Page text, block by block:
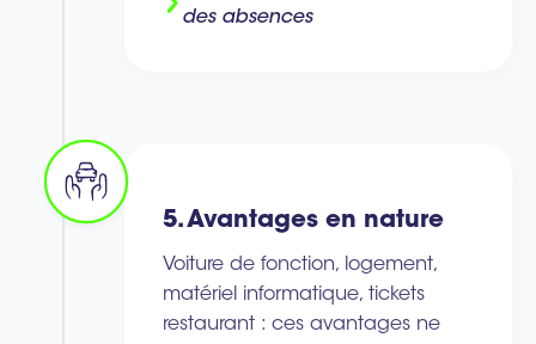
des absences
5. Avantages en nature
Voiture de fonction, logement,
matériel informatique, tickets
restaurant : ces avantages ne